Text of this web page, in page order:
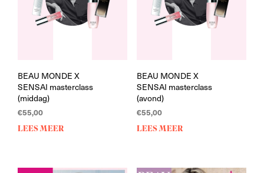
BEAU MONDE X
SENSAI masterclass
(middag)
€55,00
LEES MEER
BEAU MONDE X
SENSAI masterclass
(avond)
€55,00
LEES MEER